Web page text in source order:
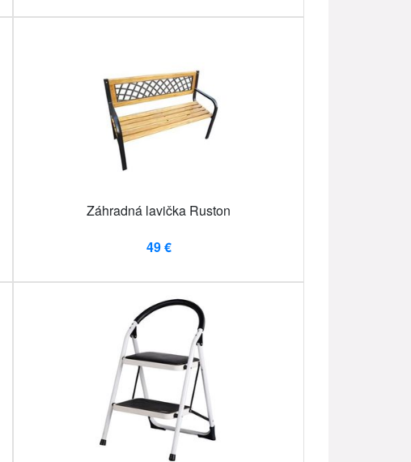
Záhradná lavička Ruston
49 €